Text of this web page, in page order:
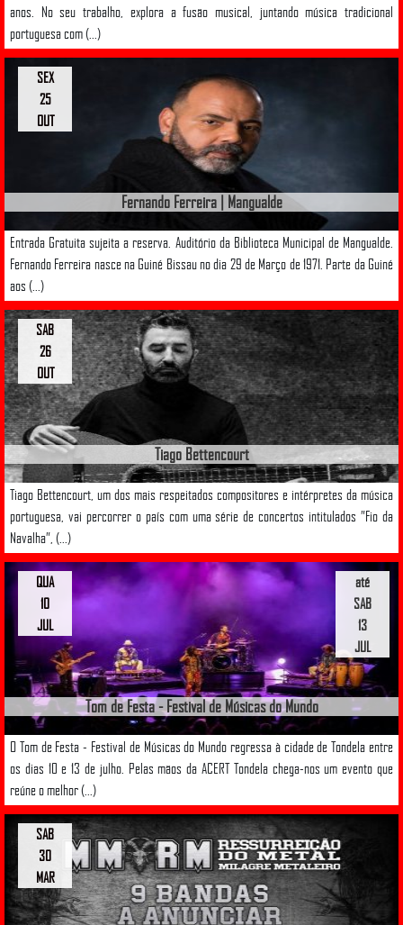
anos. No seu trabalho, explora a fusão musical, juntando música tradicional
portuguesa com (...)
Fernando Ferreira | Mangualde
Entrada Gratuita sujeita a reserva. Auditório da Biblioteca Municipal de Mangualde.
Fernando Ferreira nasce na Guiné Bissau no dia 29 de Março de 1971. Parte da Guiné
aos (...)
SEX
25
OUT
Tiago Bettencourt
Tiago Bettencourt, um dos mais respeitados compositores e intérpretes da música
portuguesa, vai percorrer o país com uma série de concertos intitulados ”Fio da
Navalha”, (...)
SAB
26
OUT
Tom de Festa - Festival de Músicas do Mundo
O Tom de Festa - Festival de Músicas do Mundo regressa à cidade de Tondela entre
os dias 10 e 13 de julho. Pelas mãos da ACERT Tondela chega-nos um evento que
reúne o melhor (...)
até
SAB
13
JUL
QUA
10
JUL
SAB
30
MAR